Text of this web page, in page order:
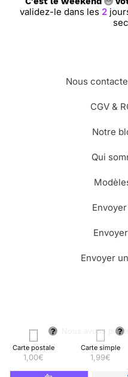
Carte postale
1,00€
Carte simple
1,99€
validez-le dans les 2
Nous
CGV &
Notre
Qui
Envoyer
🌳 Nous avons